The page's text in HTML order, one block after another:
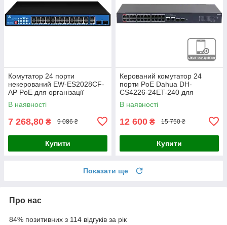
Комутатор 24 порти
некерований EW-ES2028CF-
AP PoE для організації
мережевої інфраструктури з
віддаленим керуванням та
В наявності
7 268,80 ₴ 9 086 ₴
Купити
Керований комутатор 24
порти PoE Dahua DH-
CS4226-24ET-240 для
організації мережі та
живлення IP-камер і
В наявності
12 600 ₴ 15 750 ₴
Купити
Показати ще
Про нас
84% позитивних з 114 відгуків за рік